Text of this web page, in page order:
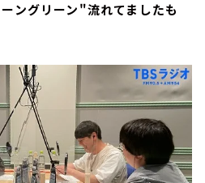
ングリーン"流れてましたも